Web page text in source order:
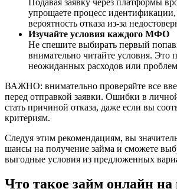
упрощаете процесс
вероятность отказа из-за
Изучайте условия каждого МФО
Не спешите выбирать первый
внимательно читайте условия. Это
неожиданных расходов или
ВАЖНО: внимательно проверяйте все
перед отправкой заявки. Ошибки в
стать причиной отказа, даже если вы
критериям.
Следуя этим рекомендациям, вы
шансы на получение займа и сможете
выгодные условия из предложенных
Что такое займ онлайн на